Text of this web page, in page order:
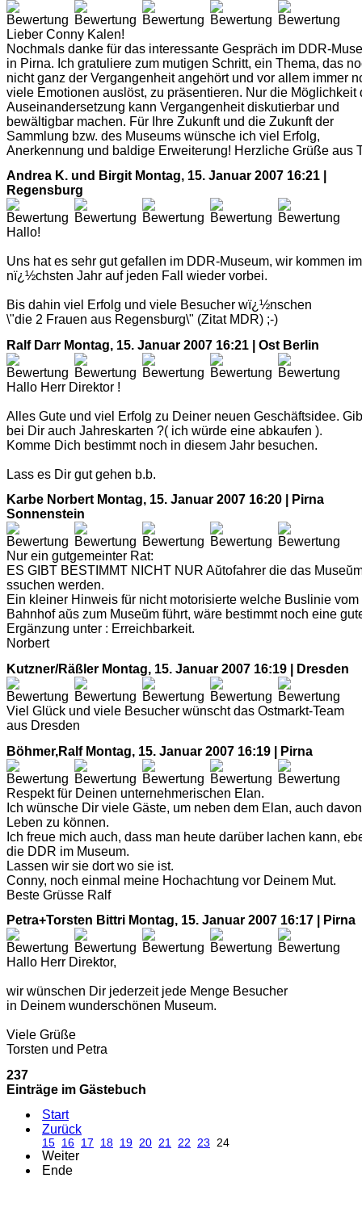
Lieber Conny Kalen!
Nochmals danke für das interessante Gespräch im DDR-
in Pirna. Ich gratuliere zum mutigen Schritt, ein Thema, das
nicht ganz der Vergangenheit angehört und vor allem immer
viele Emotionen auslöst, zu präsentieren. Nur die Möglichkeit
Auseinandersetzung kann Vergangenheit diskutierbar und
bewältigbar machen. Für Ihre Zukunft und die Zukunft der
Sammlung bzw. des Museums wünsche ich viel Erfolg,
Anerkennung und baldige Erweiterung! Herzliche Grüße aus
Andrea K. und Birgit Montag, 15. Januar 2007 16:21 |
Regensburg
Hallo!
Uns hat es sehr gut gefallen im DDR-Museum, wir kommen im
nï¿½chsten Jahr auf jeden Fall wieder vorbei.
Bis dahin viel Erfolg und viele Besucher wï¿½nschen
\"die 2 Frauen aus Regensburg\" (Zitat MDR) ;-)
Ralf Darr Montag, 15. Januar 2007 16:21 | Ost Berlin
Hallo Herr Direktor !
Alles Gute und viel Erfolg zu Deiner neuen Geschäftsidee.
bei Dir auch Jahreskarten ?( ich würde eine abkaufen ).
Komme Dich bestimmt noch in diesem Jahr besuchen.
Lass es Dir gut gehen b.b.
Karbe Norbert Montag, 15. Januar 2007 16:20 | Pirna
Sonnenstein
Nur ein gutgemeinter Rat:
ES GIBT BESTIMMT NICHT NUR Aŭtofahrer die das
ssuchen werden.
Ein kleiner Hinweis für nicht motorisierte welche Buslinie vom
Bahnhof aŭs zum Museŭm führt, wäre bestimmt noch eine
Ergänzung unter : Erreichbarkeit.
Norbert
Kutzner/Räßler Montag, 15. Januar 2007 16:19 | Dresden
Viel Glück und viele Besucher wünscht das Ostmarkt-Team
aus Dresden
Böhmer,Ralf Montag, 15. Januar 2007 16:19 | Pirna
Respekt für Deinen unternehmerischen Elan.
Ich wünsche Dir viele Gäste, um neben dem Elan, auch davon
Leben zu können.
Ich freue mich auch, dass man heute darüber lachen kann,
die DDR im Museum.
Lassen wir sie dort wo sie ist.
Conny, noch einmal meine Hochachtung vor Deinem Mut.
Beste Grüsse Ralf
Petra+Torsten Bittri Montag, 15. Januar 2007 16:17 | Pirna
Hallo Herr Direktor,
wir wünschen Dir jederzeit jede Menge Besucher
in Deinem wunderschönen Museum.
Viele Grüße
Torsten und Petra
237
Einträge im Gästebuch
Start
Zurück
15 16 17 18 19 20 21 22 23 24
Weiter
Ende